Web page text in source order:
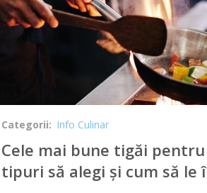
Cele mai bune tigăi
tipuri să alegi și cum să le
Categorii: Info Culinar